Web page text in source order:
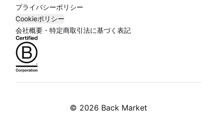
プライバシーポリシー
Cookieポリシー
会社概要・特定商取引法に基づく表記
© 2026 Back Market